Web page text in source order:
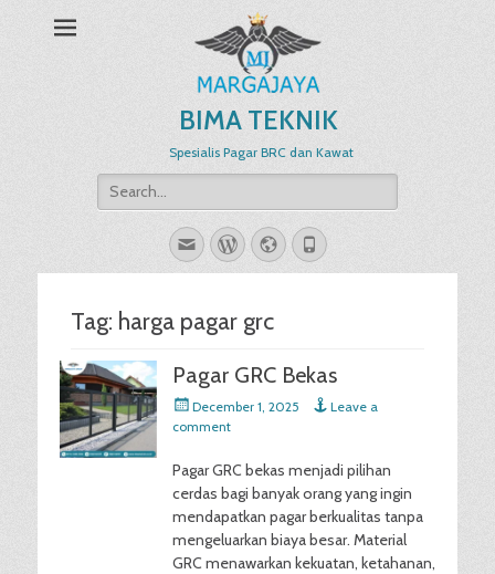
BIMA TEKNIK
Spesialis Pagar BRC dan Kawat
Search
for:
EmailWordPress
WebsitePhone
Tag: harga pagar grc
Pagar GRC Bekas
Posted
on
December 1, 2025
Leave a
comment
Pagar GRC bekas menjadi pilihan
cerdas bagi banyak orang yang ingin
mendapatkan pagar berkualitas tanpa
mengeluarkan biaya besar. Material
GRC menawarkan kekuatan, ketahanan,